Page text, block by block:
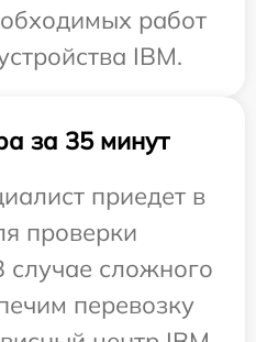
работ
IBM.
за 35 минут
приедет в
проверки
случае сложного
перевозку